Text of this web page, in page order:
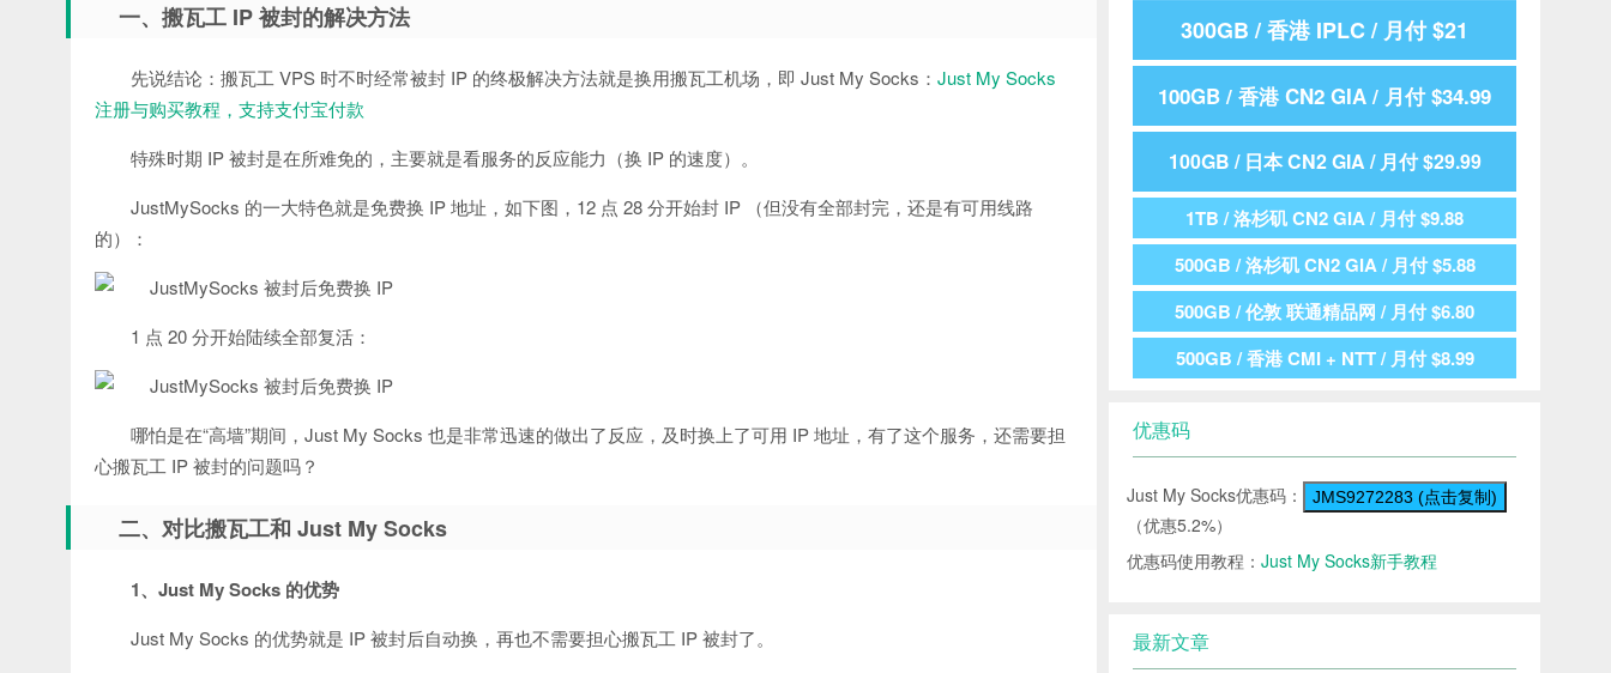
一、搬瓦工 IP 被封的解决方法
先说结论：搬瓦工 VPS 时不时经常被封 IP 的终极解决方法就是换用搬瓦工机场，即 Just My Socks： Just My Socks
注册与购买教程，支持支付宝付款
特殊时期 IP 被封是在所难免的，主要就是看服务的反应能力（换 IP 的速度）。
JustMySocks 的一大特色就是免费换 IP 地址，如下图，12 点 28 分开始封 IP （但没有全部封完，还是有可用线路
的）：
1 点 20 分开始陆续全部复活：
哪怕是在“高墙”期间，Just My Socks 也是非常迅速的做出了反应，及时换上了可用 IP 地址，有了这个服务，还需要担
心搬瓦工 IP 被封的问题吗？
二、对比搬瓦工和 Just My Socks
1、Just My Socks 的优势
Just My Socks 的优势就是 IP 被封后自动换，再也不需要担心搬瓦工 IP 被封了。
300GB / 香港 IPLC / 月付 $21
100GB / 香港 CN2 GIA / 月付 $34.99
100GB / 日本 CN2 GIA / 月付 $29.99
1TB / 洛杉矶 CN2 GIA / 月付 $9.88
500GB / 洛杉矶 CN2 GIA / 月付 $5.88
500GB / 伦敦 联通精品网 / 月付 $6.80
500GB / 香港 CMI + NTT / 月付 $8.99
优惠码
Just My Socks优惠码： JMS9272283 (点击复制)
（优惠5.2%）
优惠码使用教程： Just My Socks新手教程
最新文章